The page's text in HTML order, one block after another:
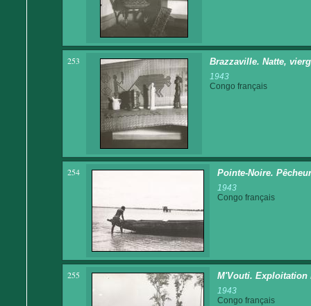
253 Brazzaville. Natte,
1943
Congo français
254 Pointe-Noire. Pêcheur
1943
Congo français
255 M'Vouti. Exploitation
1943
Congo français